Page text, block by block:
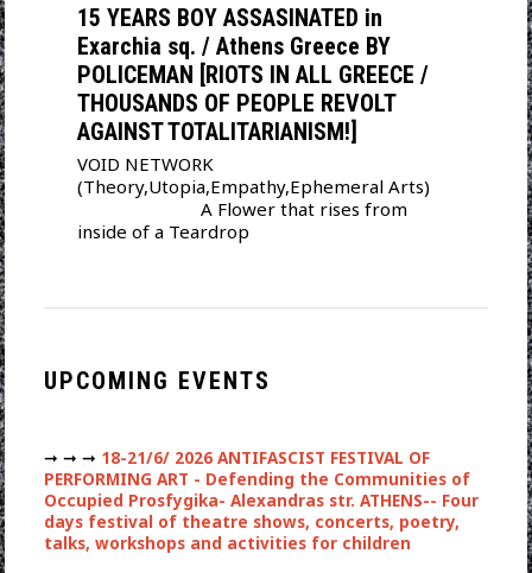
15 YEARS BOY ASSASINATED in
Exarchia sq. / Athens Greece BY
POLICEMAN [RIOTS IN ALL GREECE /
THOUSANDS OF PEOPLE REVOLT
AGAINST TOTALITARIANISM!]
VOID NETWORK
(Theory,Utopia,Empathy,Ephemeral Arts)
A Flower that rises from
inside of a Teardrop
UPCOMING EVENTS
➞ ➞ ➞ 18-21/6/ 2026 ANTIFASCIST FESTIVAL OF
PERFORMING ART - Defending the Communities of
Occupied Prosfygika- Alexandras str. ATHENS-- Four
days festival of theatre shows, concerts, poetry,
talks, workshops and activities for children